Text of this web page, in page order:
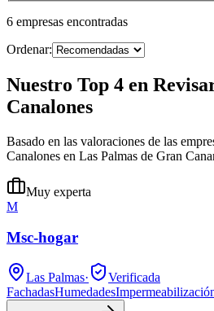
6 empresas encontradas
Ordenar:
Nuestro Top 4 en
Canalones
Basado en las valoraciones de las
Canalones en Las Palmas de Gran
Muy experta
M
Msc-hogar
Las Palmas·
Verificada
FachadasHumedades